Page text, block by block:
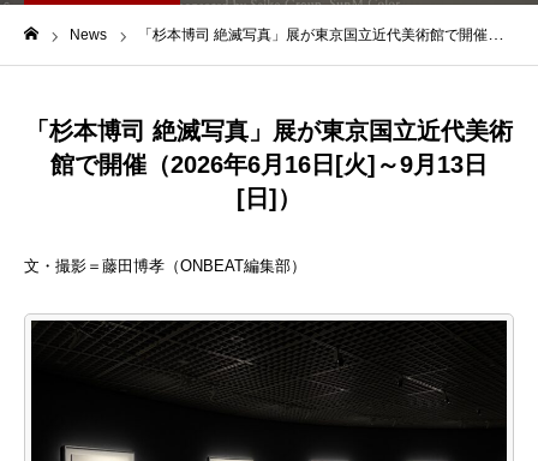
News 「杉本博司 絶滅写真」展が東京国立近代美術館で開催（2026年6月16日[火]～9月13日[日]）
「杉本博司 絶滅写真」展が東京国立近代美術
館で開催（2026年6月16日[火]～9月13日
[日]）
文・撮影＝藤田博孝（ONBEAT編集部）